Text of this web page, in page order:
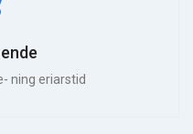
ning eriarstid